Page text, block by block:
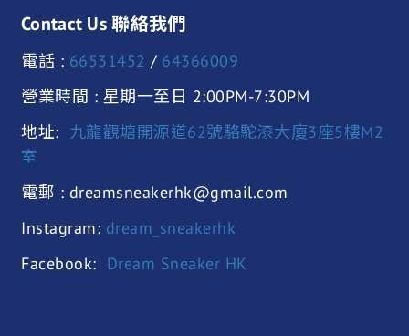
Contact Us 聯絡我們
電話 : 66531452 / 64366009
營業時間 : 星期一至日 2:00PM-7:30PM
地址:
九龍觀塘開源道62號駱駝漆大廈3座5樓M2
室
電郵 : dreamsneakerhk@gmail.com
Instagram: dream_sneakerhk
Facebook: Dream Sneaker HK